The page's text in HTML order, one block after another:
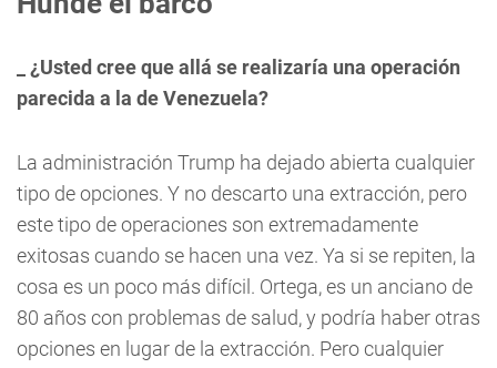
¿Usted cree que allá se realizaría una operación
parecida a la de Venezuela?
La administración Trump ha dejado abierta cualquier
tipo de opciones. Y no descarto una extracción, pero
este tipo de operaciones son extremadamente
exitosas cuando se hacen una vez. Ya si se repiten, la
cosa es un poco más difícil. Ortega, es un anciano de
80 años con problemas de salud, y podría haber otras
opciones en lugar de la extracción. Pero cualquier